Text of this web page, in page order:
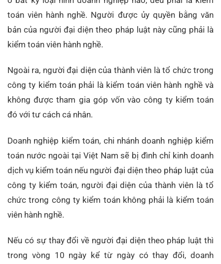
toán viên hành nghề. Người được ủy quyền bằng văn
bản của người đại diện theo pháp luật này cũng phải là
kiểm toán viên hành nghề.
Ngoài ra, người đại diện của thành viên là tổ chức trong
công ty kiểm toán phải là kiểm toán viên hành nghề và
không được tham gia góp vốn vào công ty kiểm toán
đó với tư cách cá nhân.
Doanh nghiệp kiểm toán, chi nhánh doanh nghiệp kiểm
toán nước ngoài tại Việt Nam sẽ bị đình chỉ kinh doanh
dịch vụ kiểm toán nếu người đại diện theo pháp luật của
công ty kiểm toán, người đại diện của thành viên là tổ
chức trong công ty kiểm toán không phải là kiểm toán
viên hành nghề.
Nếu có sự thay đổi về người đại diện theo pháp luật thì
trong vòng 10 ngày kể từ ngày có thay đổi, doanh